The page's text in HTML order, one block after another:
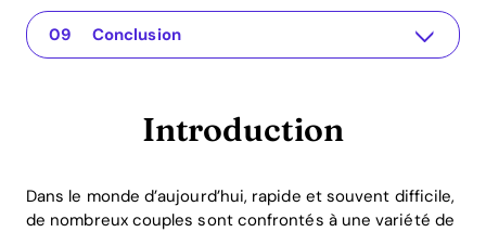
Introduction
The app for your relationship
Pourquoi les Livres de Développement Personnel pour les Relations Sont-Ils Importants
Livres de Développement Personnel Recommandés pour les Relations
Exemples Pratiques d'Application des Livres de Développement Personnel
Le Rôle de l'Application Recoupling
Avantages du Retour sur Investissement des Livres de Développement Personnel
Questions Fréquemment Posées (FAQ)
Conclusion
Introduction
Dans le monde d’aujourd’hui, rapide et souvent difficile,
de nombreux couples sont confrontés à une variété de